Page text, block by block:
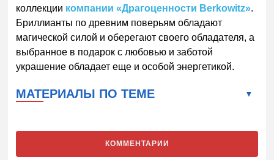
коллекции компании «Драгоценности Berkowitz».
Бриллианты по древним поверьям обладают
магической силой и оберегают своего обладателя, а
выбранное в подарок с любовью и заботой
украшение обладает еще и особой энергетикой.
МАТЕРИАЛЫ ПО ТЕМЕ
КОММЕНТАРИИ